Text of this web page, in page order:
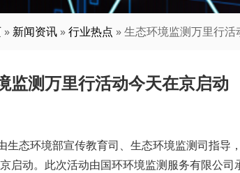
» 新闻资讯 »行业热点 » 生态环境监测万里行
监测万里行活动今天在京启动
生态环境部宣传教育司、生态环境监测司指导
启动。此次活动由国环环境监测服务有限公司